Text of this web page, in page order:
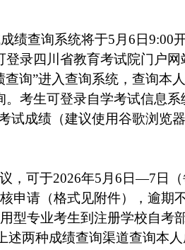
绩查询系统将于5月6日9:00开
录四川省教育考试院门户网
询”进入查询系统，查询本
。考生可登录自学考试信息系
试成绩（建议使用谷歌浏览
，可于2026年5月6日—7日
申请（格式见附件），逾期
型专业考生到注册学校自考部
述两种成绩查询渠道查询本人